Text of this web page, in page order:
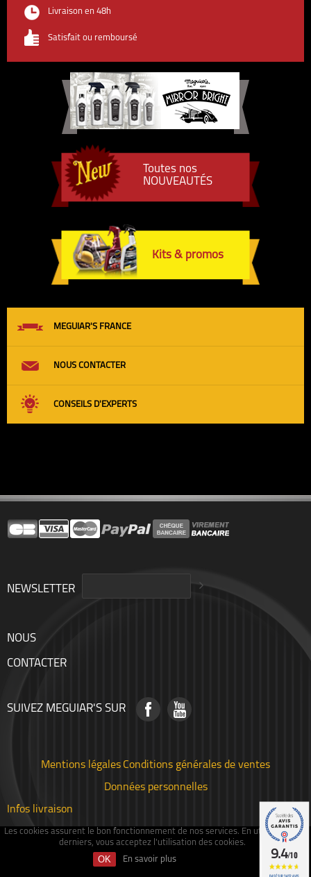
Livraison en 48h
Satisfait ou remboursé
Toutes nos
NOUVEAUTÉS
Kits & promos
MEGUIAR'S FRANCE
NOUS CONTACTER
CONSEILS D'EXPERTS
NEWSLETTER
NOUS
CONTACTER
SUIVEZ MEGUIAR'S SUR
Mentions légales Conditions générales de ventes
Données personnelles
Infos livraison
Les cookies assurent le bon fonctionnement de nos services. En utilisant ces
derniers, vous acceptez l'utilisation des cookies.
En savoir plus
9.4/10